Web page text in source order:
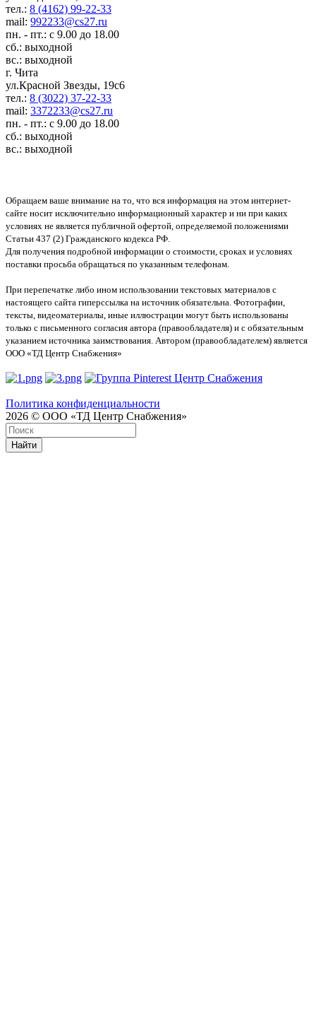
тел.: 8 (4162) 99-22-33
mail: 992233@cs27.ru
пн. - пт.: с 9.00 до 18.00
сб.: выходной
вс.: выходной
г. Чита
ул.Красной Звезды, 19с6
тел.: 8 (3022) 37-22-33
mail: 3372233@cs27.ru
пн. - пт.: с 9.00 до 18.00
сб.: выходной
вс.: выходной
Обращаем ваше внимание на то, что вся информация на этом интернет-
сайте носит исключительно информационный характер и ни при каких
условиях не является публичной офертой, определяемой положениями
Статьи 437 (2) Гражданского кодекса РФ.
Для получения подробной информации о стоимости, сроках и условиях
поставки просьба обращаться по указанным телефонам.
При перепечатке либо ином использовании текстовых материалов с
настоящего сайта гиперссылка на источник обязательна. Фотографии,
тексты, видеоматериалы, иные иллюстрации могут быть использованы
только с письменного согласия автора (правообладателя) и с обязательным
указанием источника заимствования. Автором (правообладателем) является
ООО «ТД Центр Снабжения»
Политика конфиденциальности
2026 © ООО «ТД Центр Снабжения»
Найти